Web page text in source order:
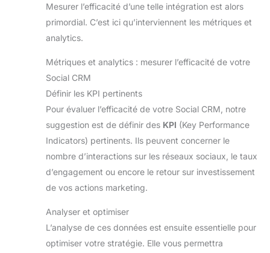
Mesurer l’efficacité d’une telle intégration est alors
primordial. C’est ici qu’interviennent les métriques et
analytics.
Métriques et analytics : mesurer l’efficacité de votre
Social CRM
Définir les KPI pertinents
Pour évaluer l’efficacité de votre Social CRM, notre
suggestion est de définir des KPI (Key Performance
Indicators) pertinents. Ils peuvent concerner le
nombre d’interactions sur les réseaux sociaux, le taux
d’engagement ou encore le retour sur investissement
de vos actions marketing.
Analyser et optimiser
L’analyse de ces données est ensuite essentielle pour
optimiser votre stratégie. Elle vous permettra